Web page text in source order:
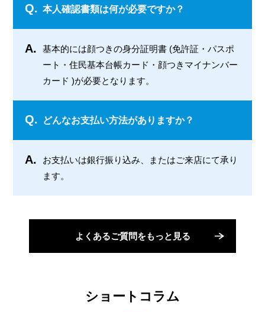
Q. 本人確認書類は何が必要ですか？
A.
基本的には顔つきの身分証明書 (免許証・パスポ
ート・住民基本台帳カード・顔つきマイナンバー
カード )が必要となります。
Q. どんなお支払い方法がありますか？
A.
お支払いは銀行振り込み、またはご来店にて承り
ます。
よくあるご質問をもっと見る
ショートコラム